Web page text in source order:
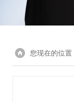
您现在的位置